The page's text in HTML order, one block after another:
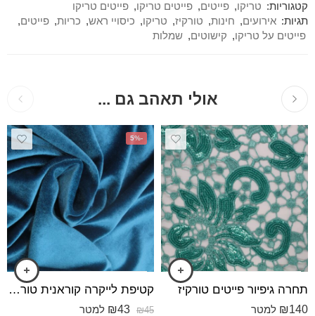
קטגוריות: טריקו, פייטים, פייטים טריקו, פייטים טריקו
תגיות: אירועים, חינות, טורקיז, טריקו, כיסויי ראש, כריות, פייטים,
פייטים על טריקו, קישוטים, שמלות
אולי תאהב גם ...
תחרה גיפיור פייטים טורקיז
₪140 למטר
-5%
קטיפת לייקרה קוראנית טורקיז עמוק
₪45
₪43 למטר